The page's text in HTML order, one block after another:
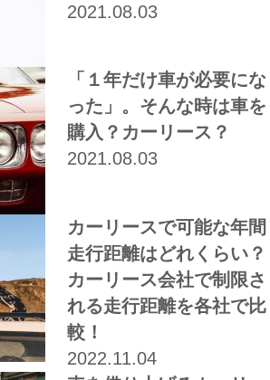
2021.08.03
「１年だけ車が必要にな
った」。そんな時は車を
購入？カーリース？
2021.08.03
カーリースで可能な年間
走行距離はどれくらい？
カーリース会社で制限さ
れる走行距離を各社で比
較！
2022.11.04